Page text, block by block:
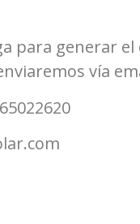
para generar
vía